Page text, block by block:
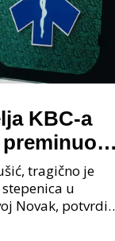
KBC-a
na
tragično je
u
Novak, potvrdio